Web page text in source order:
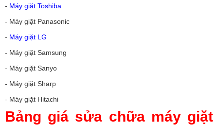
- Máy giặt Toshiba
- Máy giặt Panasonic
- Máy giặt LG
- Máy giặt Samsung
- Máy giặt Sanyo
- Máy giặt Sharp
- Máy giặt Hitachi
Bảng giá sửa chữa máy giặt